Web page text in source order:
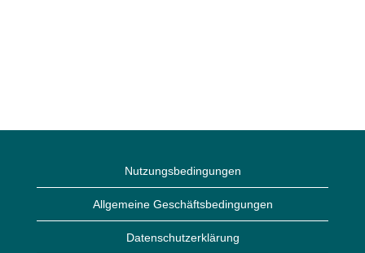
Nutzungsbedingungen
Allgemeine Geschäftsbedingungen
Datenschutzerklärung